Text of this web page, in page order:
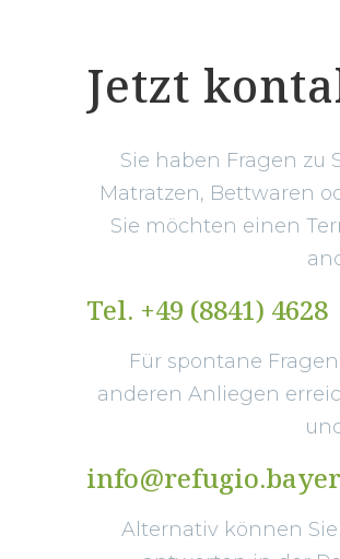
Jetzt
Sie haben Fragen zu
Matratzen, Bettwaren
Sie möchten einen
Tel. +49 (8841) 4628
Für spontane
anderen Anliegen
Alternativ können